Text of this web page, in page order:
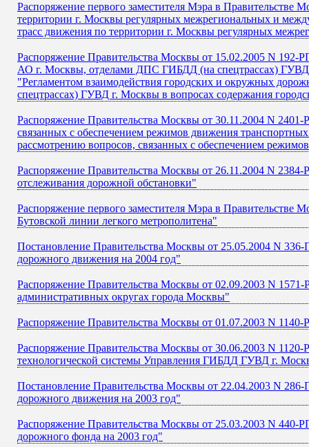
Распоряжение первого заместителя Мэра в
территории г. Москвы регулярных межрегиональных и
трасс движения по территории г. Москвы регулярных
Распоряжение Правительства Москвы от 15.02.2005 N
АО г. Москвы, отделами ДПС ГИБДД (на спецтрассах) ГУВД
"Регламентом взаимодействия городских и окружных
спецтрассах) ГУВД г. Москвы в вопросах содержания
Распоряжение Правительства Москвы от 30.11.2004 N
связанных с обеспечением режимов движения
рассмотрению вопросов, связанных с обеспечением
Распоряжение Правительства Москвы от 26.11.2004 N
отслеживания дорожной обстановки"
Распоряжение первого заместителя Мэра в
Бутовской линии легкого метрополитена"
Постановление Правительства Москвы от 25.05.2004 N
дорожного движения на 2004 год"
Распоряжение Правительства Москвы от 02.09.2003 N
административных округах города Москвы"
Распоряжение Правительства Москвы от 01.07.2003 N
Распоряжение Правительства Москвы от 30.06.2003 N
технологической системы Управления ГИБДД ГУВД г.
Постановление Правительства Москвы от 22.04.2003 N
дорожного движения на 2003 год"
Распоряжение Правительства Москвы от 25.03.2003 N 440-
дорожного фонда на 2003 год"